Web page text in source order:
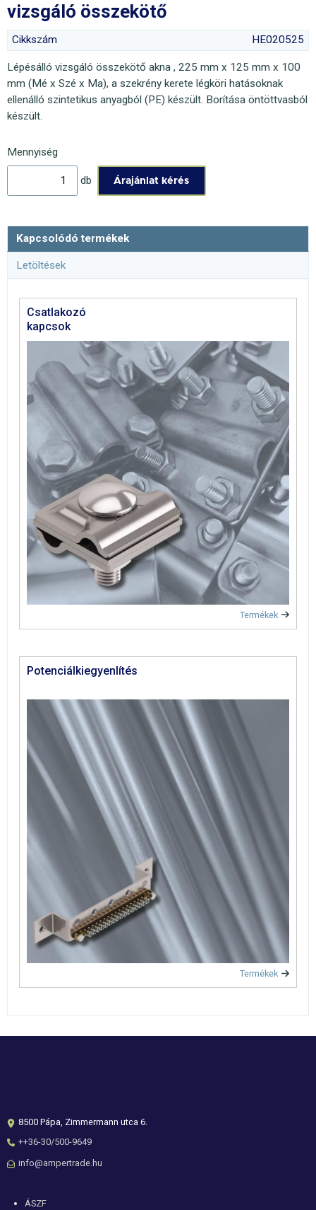
vizsgáló összekötő
Cikkszám HE020525
Lépésálló vizsgáló összekötő akna , 225 mm x 125 mm x 100
mm (Mé x Szé x Ma), a szekrény kerete légköri hatásoknak
ellenálló szintetikus anyagból (PE) készült. Borítása öntöttvasból
készült.
Mennyiség
db
Kapcsolódó termékek
Letöltések
Csatlakozó
kapcsok
Termékek
Potenciálkiegyenlítés
Termékek
8500 Pápa, Zimmermann utca 6.
++36-30/500-9649
info@ampertrade.hu
ÁSZF